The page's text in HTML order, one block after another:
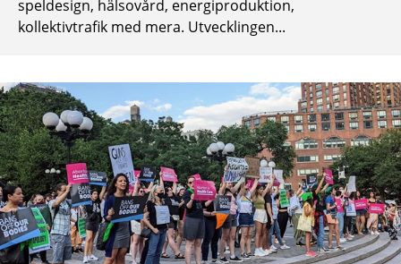
speldesign, hälsovård, energiproduktion,
kollektivtrafik med mera. Utvecklingen...